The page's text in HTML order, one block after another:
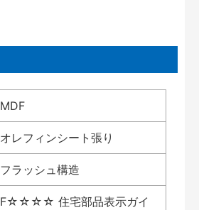
MDF
オレフィンシート張り
フラッシュ構造
F☆☆☆☆ 住宅部品表示ガイ